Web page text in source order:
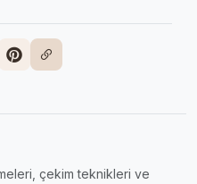
çekim teknikleri ve